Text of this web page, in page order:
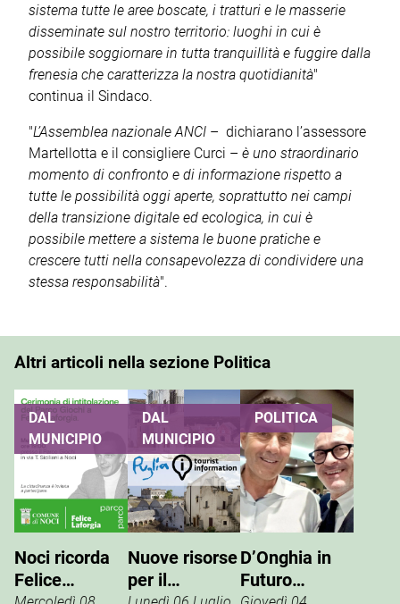
sistema tutte le aree boscate, i tratturi e le masserie
disseminate sul nostro territorio: luoghi in cui è
possibile soggiornare in tutta tranquillità e fuggire dalla
frenesia che caratterizza la nostra quotidianità"
continua il Sindaco.
"L’Assemblea nazionale ANCI – dichiarano l’assessore
Martellotta e il consigliere Curci – è uno straordinario
momento di confronto e di informazione rispetto a
tutte le possibilità oggi aperte, soprattutto nei campi
della transizione digitale ed ecologica, in cui è
possibile mettere a sistema le buone pratiche e
crescere tutti nella consapevolezza di condividere una
stessa responsabilità".
Altri articoli nella sezione Politica
DAL
MUNICIPIO
Noci ricorda
Felice
DAL
MUNICIPIO
Nuove risorse
per il
POLITICA
D’Onghia in
Futuro